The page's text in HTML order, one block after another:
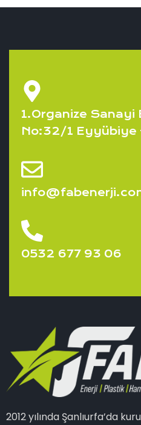
1.Organize Sanayi
No:32/1 Eyyübiye
0532 677 93 06
2012 yılında Şanlıurfa’da